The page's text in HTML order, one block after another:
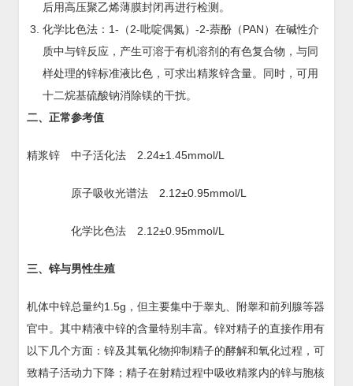
后用高压聚乙烯薄膜封闭再进行检测。
化学比色法：1-（2-吡啶偶氮）-2-萘酚（PAN）在碱性介
质中与锌反应，产生可溶于有机溶剂的有色复合物，与同
样处理的锌标准液比色，可求出精浆锌含量。同时，可用
十二烷基硫酸钠消除镁的干扰。
二、正常参考值
精浆锌 中子活化法 2.24±1.45mmol/L
原子吸收光谱法 2.12±0.95mmol/L
化学比色法 2.12±0.95mmol/L
三、锌与男性生殖
机体中锌总量约1.5g，但主要集中于睾丸、附睾和前列腺等器
官中。其中精液中锌的含量特别丰富。锌对精子的直接作用有
以下几个方面：锌及其氧化物抑制精子的酵解和氧化过程，可
致精子活动力下降；精子在射精过程中吸收精浆内的锌与胞核